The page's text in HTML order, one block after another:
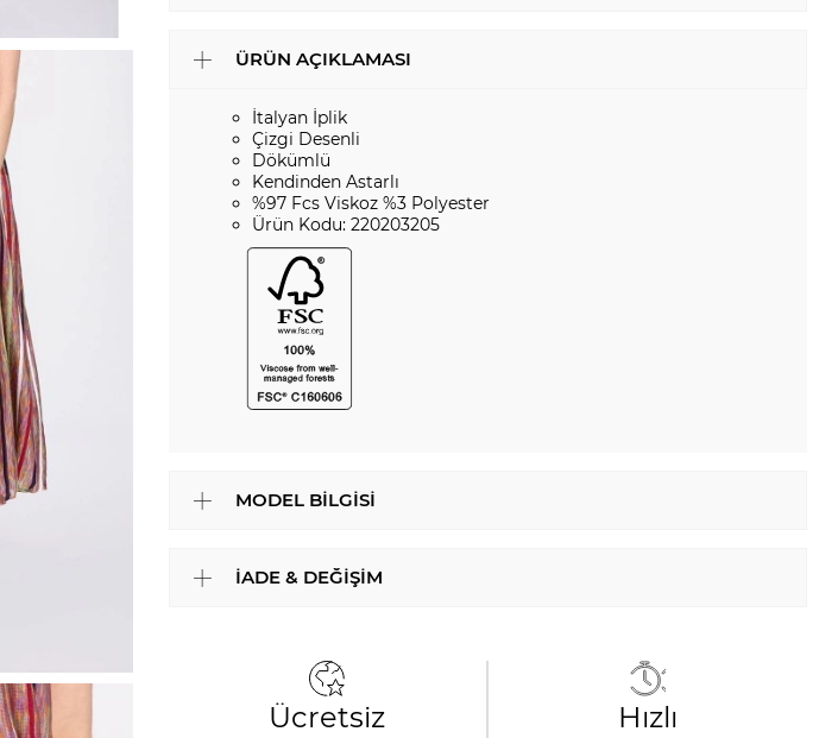
ÜRÜN AÇIKLAMASI
İtalyan İplik
Çizgi Desenli
Dökümlü
Kendinden Astarlı
%97 Fcs Viskoz %3 Polyester
Ürün Kodu: 220203205
MODEL BILGISI
İADE & DEĞIŞIM
Ücretsiz Hızlı